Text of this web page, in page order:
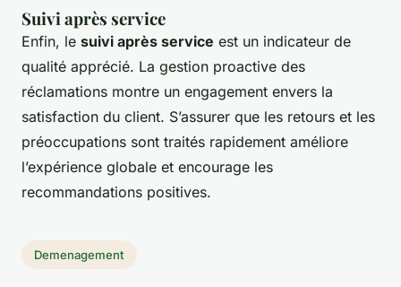
Suivi après service
Enfin, le suivi après service est un indicateur de
qualité apprécié. La gestion proactive des
réclamations montre un engagement envers la
satisfaction du client. S’assurer que les retours et les
préoccupations sont traités rapidement améliore
l’expérience globale et encourage les
recommandations positives.
Demenagement